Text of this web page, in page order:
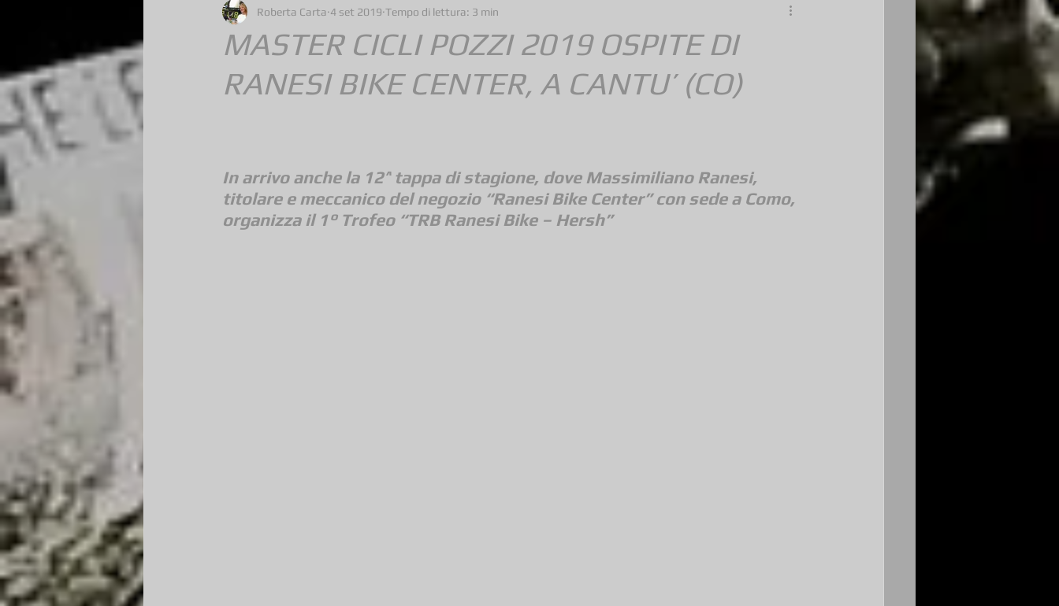
MASTER CICLI POZZI 2019 OSPITE DI
RANESI BIKE CENTER, A CANTU’ (CO)
Roberta Carta 4 set 2019 Tempo di lettura: 3 min
In arrivo anche la 12^ tappa di stagione, dove Massimiliano Ranesi,
titolare e meccanico del negozio “Ranesi Bike Center” con sede a Como,
organizza il 1° Trofeo “TRB Ranesi Bike – Hersh”